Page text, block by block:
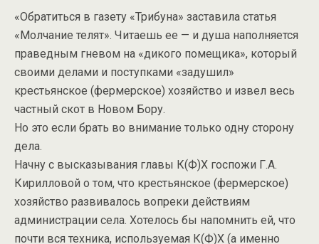
«Обратиться в газету «Трибуна» заставила статья
«Молчание телят». Читаешь ее — и душа наполняется
праведным гневом на «дикого помещика», который
своими делами и поступками «задушил»
крестьянское (фермерское) хозяйство и извел весь
частный скот в Новом Бору.
Но это если брать во внимание только одну сторону
дела.
Начну с высказывания главы К(Ф)Х госпожи Г.А.
Кирилловой о том, что крестьянское (фермерское)
хозяйство развивалось вопреки действиям
администрации села. Хотелось бы напомнить ей, что
почти вся техника, используемая К(Ф)Х (а именно